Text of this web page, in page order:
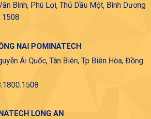
Bình, Phú Lợi, Thủ Dầu Một, Bình Dương
1508
NAI POMINATECH
Ái Quốc, Tân Biên, Tp Biên Hòa, Đồng
LONG AN